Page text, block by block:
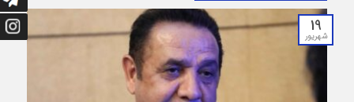
19
شهریور